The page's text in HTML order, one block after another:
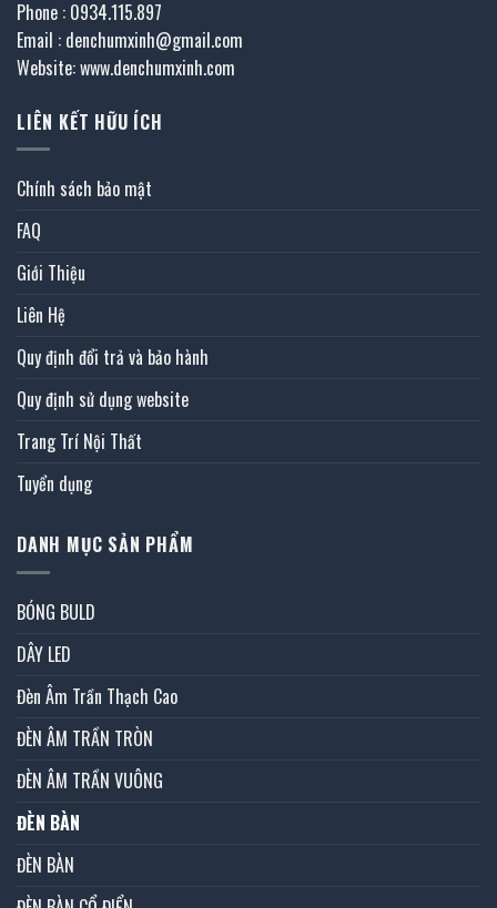
Phone : 0934.115.897
Email : denchumxinh@gmail.com
Website: www.denchumxinh.com
LIÊN KẾT HỮU ÍCH
Chính sách bảo mật
FAQ
Giới Thiệu
Liên Hệ
Quy định đổi trả và bảo hành
Quy định sử dụng website
Trang Trí Nội Thất
Tuyển dụng
DANH MỤC SẢN PHẨM
BÓNG BULD
DÂY LED
Đèn Âm Trần Thạch Cao
ĐÈN ÂM TRẦN TRÒN
ĐÈN ÂM TRẦN VUÔNG
ĐÈN BÀN
ĐÈN BÀN